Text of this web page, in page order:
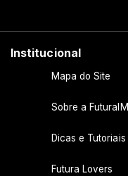
Institucional
Mapa do Site
Sobre a FuturaIM
Dicas e Tutoriais
Futura Lovers